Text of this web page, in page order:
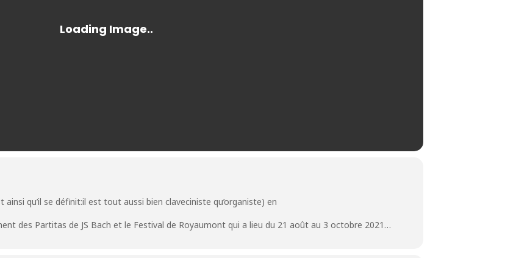
ainsi qu’il se définit:il est tout aussi bien claveciniste qu’organiste) en
des Partitas de JS Bach et le Festival de Royaumont qui a lieu du 21 août au 3 octobre 2021…